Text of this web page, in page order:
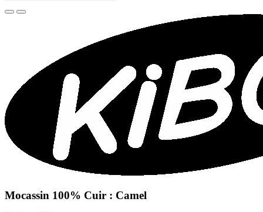
Mocassin 100% Cuir : Camel